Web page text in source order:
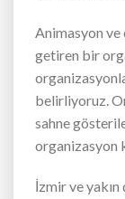
Animasyon
getiren bir
belirliyoruz.
sahne
organizasyon
İzmir ve yakın